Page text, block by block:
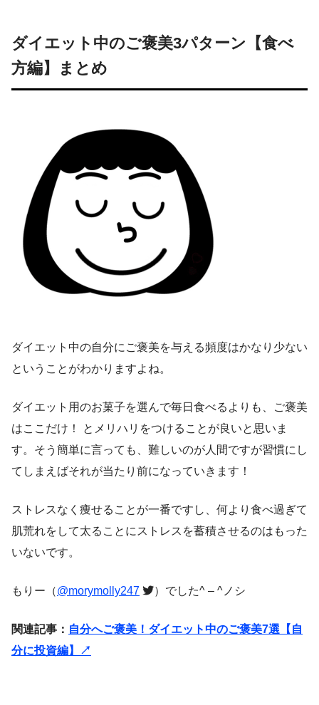
ダイエット中のご褒美3パターン【食べ
方編】まとめ
ダイエット中の自分にご褒美を与える頻度はかなり少ない
ということがわかりますよね。
ダイエット用のお菓子を選んで毎日食べるよりも、ご褒美
はここだけ！ とメリハリをつけることが良いと思いま
す。そう簡単に言っても、難しいのが人間ですが習慣にし
てしまえばそれが当たり前になっていきます！
ストレスなく痩せることが一番ですし、何より食べ過ぎて
肌荒れをして太ることにストレスを蓄積させるのはもった
いないです。
もりー（@morymolly247 ）でした^ – ^ノシ
関連記事： 自分へご褒美！ダイエット中のご褒美7選【自
分に投資編】↗︎